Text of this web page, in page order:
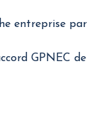
entreprise par
GPNEC de